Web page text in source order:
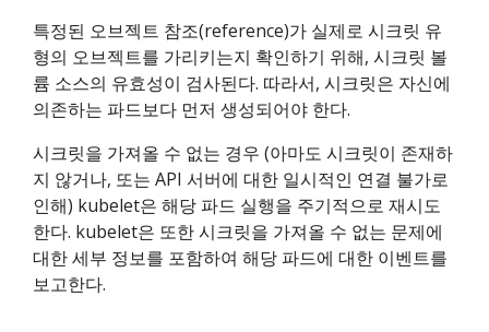
특정된 오브젝트 참조(reference)가 실제로 시크릿 유
형의 오브젝트를 가리키는지 확인하기 위해, 시크릿 볼
륨 소스의 유효성이 검사된다. 따라서, 시크릿은 자신에
의존하는 파드보다 먼저 생성되어야 한다.
시크릿을 가져올 수 없는 경우 (아마도 시크릿이 존재하
지 않거나, 또는 API 서버에 대한 일시적인 연결 불가로
인해) kubelet은 해당 파드 실행을 주기적으로 재시도
한다. kubelet은 또한 시크릿을 가져올 수 없는 문제에
대한 세부 정보를 포함하여 해당 파드에 대한 이벤트를
보고한다.